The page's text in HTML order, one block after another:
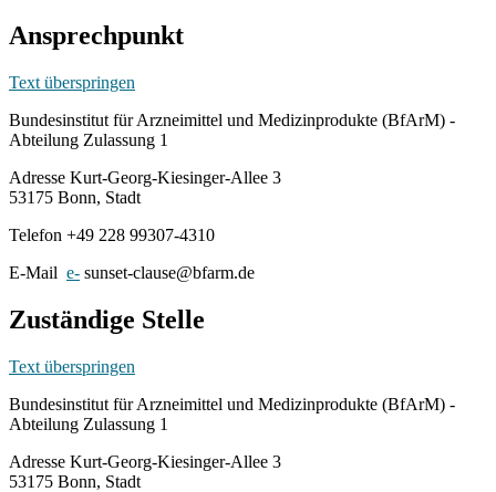
Ansprechpunkt
Text überspringen
Bundesinstitut für Arzneimittel und Medizinprodukte (BfArM) -
Abteilung Zulassung 1
Adresse Kurt-Georg-Kiesinger-Allee 3
53175 Bonn, Stadt
Telefon +49 228 99307-4310
E-Mail e- sunset-clause@bfarm.de
Zuständige Stelle
Text überspringen
Bundesinstitut für Arzneimittel und Medizinprodukte (BfArM) -
Abteilung Zulassung 1
Adresse Kurt-Georg-Kiesinger-Allee 3
53175 Bonn, Stadt